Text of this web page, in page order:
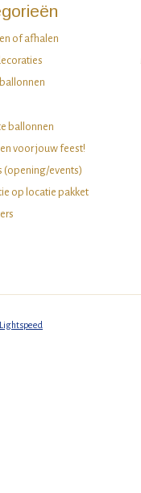
of afhalen
ballonnen
voor jouw feest!
(opening/events)
op locatie pakket
Lightspeed